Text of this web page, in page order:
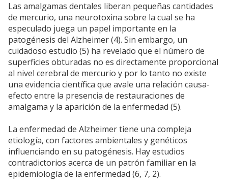
Las amalgamas dentales liberan pequeñas cantidades
de mercurio, una neurotoxina sobre la cual se ha
especulado juega un papel importante en la
patogénesis del Alzheimer (4). Sin embargo, un
cuidadoso estudio (5) ha revelado que el número de
superficies obturadas no es directamente proporcional
al nivel cerebral de mercurio y por lo tanto no existe
una evidencia científica que avale una relación causa-
efecto entre la presencia de restauraciones de
amalgama y la aparición de la enfermedad (5).
La enfermedad de Alzheimer tiene una compleja
etiología, con factores ambientales y genéticos
influenciando en su patogénesis. Hay estudios
contradictorios acerca de un patrón familiar en la
epidemiología de la enfermedad (6, 7, 2).